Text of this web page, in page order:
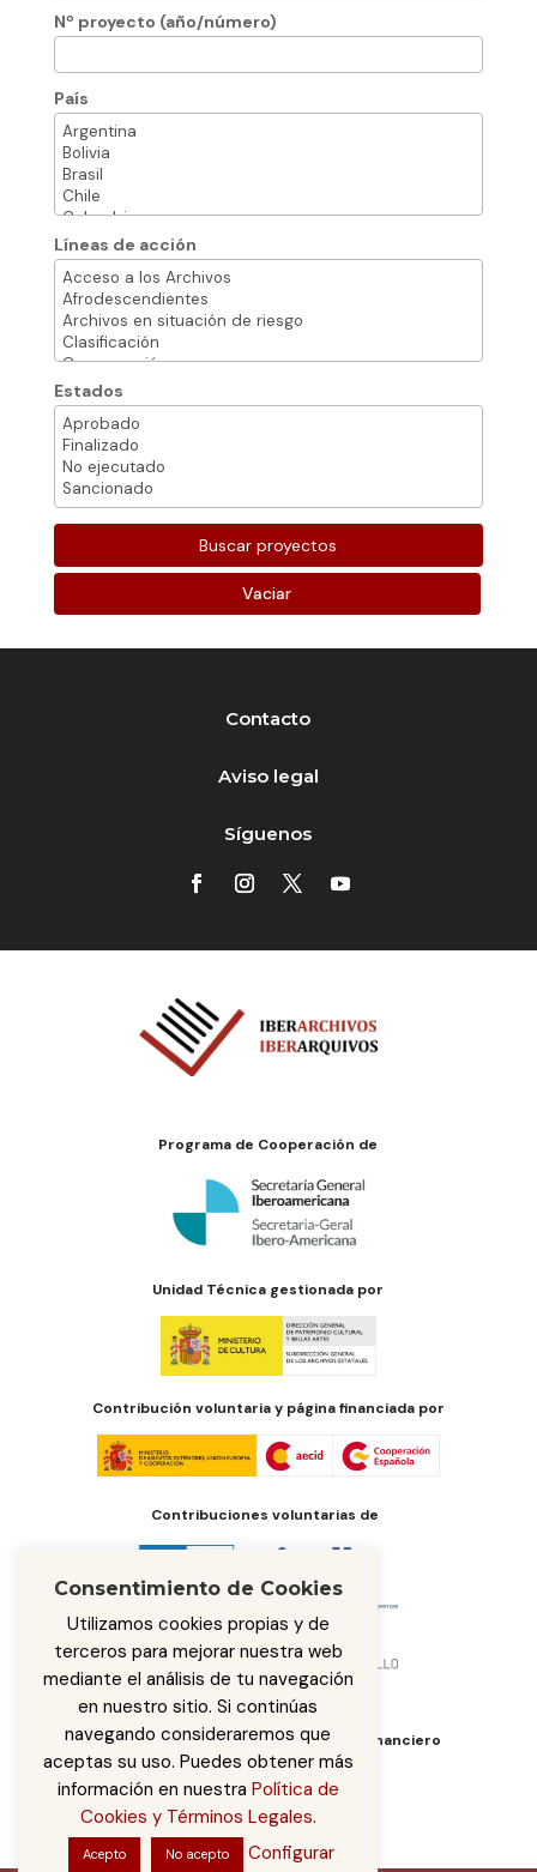
Nº proyecto (año/número)
País
Líneas de acción
Estados
Vaciar
Contacto
Aviso legal
Síguenos
Programa de Cooperación de
Unidad Técnica gestionada por
Contribución voluntaria y página financiada por
Contribuciones voluntarias de
Órgano de administración del fondo financiero
Consentimiento de Cookies
Utilizamos cookies propias y de
terceros para mejorar nuestra web
mediante el análisis de tu navegación
en nuestro sitio. Si continúas
navegando consideraremos que
aceptas su uso. Puedes obtener más
información en nuestra Política de
Cookies y Términos Legales.
Acepto No acepto Configurar